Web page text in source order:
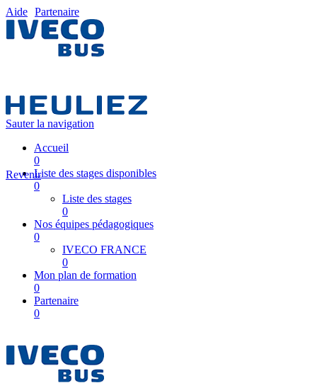
Aide Partenaire
Sauter la navigation
Accueil
0
Liste des stages disponibles
0
Liste des stages
0
Nos équipes pédagogiques
0
IVECO FRANCE
0
Mon plan de formation
0
Partenaire
0
Revenir